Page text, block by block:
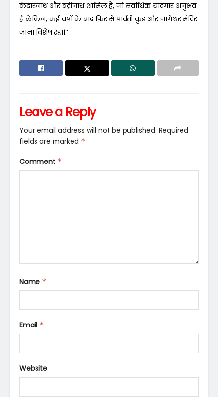
केदारनाथ और बद्रीनाथ शामिल हैं, जो सर्वाधिक यादगार अनुभव
है लेकिन, कई वर्षों के बाद फिर से पार्वती कुंड और जागेश्वर मंदिर
जाना विशेष रहा।’’
Leave a Reply
Your email address will not be published. Required
fields are marked *
Comment *
Name *
Email *
Website